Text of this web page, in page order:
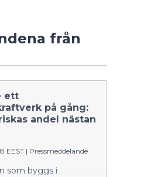
från
ett
på gång:
andel nästan
EEST | Pressmeddelande
som byggs i